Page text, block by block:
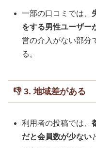
一部の口コミでは、
をする男性ユーザー
営の介入がない部分
る。
👎 3. 地域差がある
利用者の投稿では、
だと会員数が少ない